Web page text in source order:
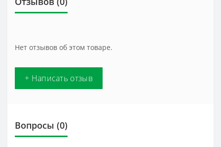
Нет отзывов об этом товаре.
+ Написать отзыв
Вопросы (0)